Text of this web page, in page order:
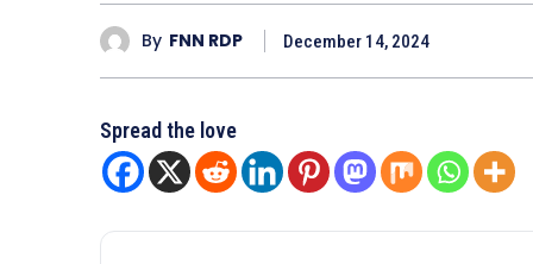
By FNN RDP December 14, 2024
Spread the love